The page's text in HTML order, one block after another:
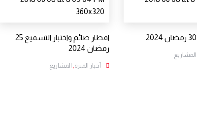
المشاريع
افطار صائم واختبار التسميع 25
رمضان 2024
أخبار المبرة, المشاريع